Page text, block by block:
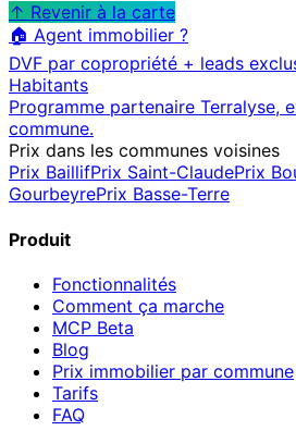
↑ Revenir à la carte
🏠 Agent immobilier ?
DVF par copropriété + leads
Habitants
Programme partenaire Terralyse,
commune.
Prix dans les communes voisines
Prix BaillifPrix Saint-ClaudePrix
GourbeyrePrix Basse-Terre
Produit
Fonctionnalités
Comment ça marche
MCP Beta
Blog
Prix immobilier par commune
Tarifs
FAQ